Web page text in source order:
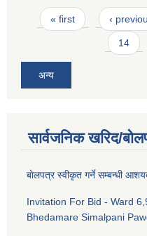
Pages
« first ‹
14
अन्य
सार्वजनिक खरिद/
बाेलपत्र स्वीकृत गर्ने सम्बन्धी
Invitation For Bid - Ward
Bhedamare Simalpani